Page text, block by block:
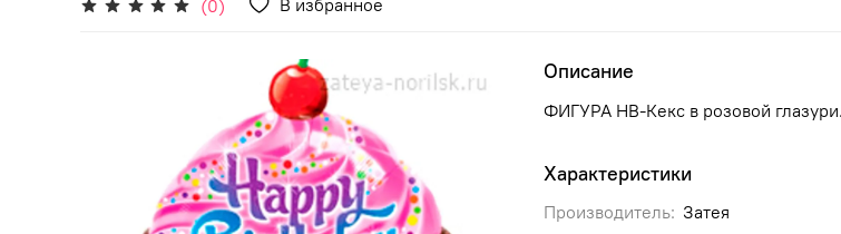
(0)
Характеристики
Производитель: Затея
Описание
ФИГУРА HB-Кекс в розовой